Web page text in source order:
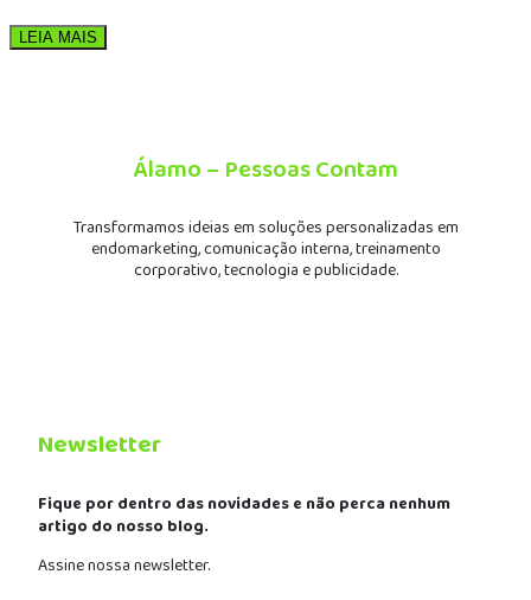
LEIA MAIS
Álamo – Pessoas Contam
Transformamos ideias em soluções personalizadas em
endomarketing, comunicação interna, treinamento
corporativo, tecnologia e publicidade.
Newsletter
Fique por dentro das novidades e não perca nenhum
artigo do nosso blog.
Assine nossa newsletter.